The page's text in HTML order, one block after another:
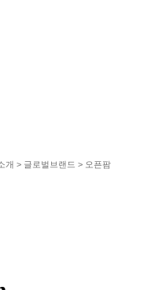
> 글로벌브랜드 > 오픈팜